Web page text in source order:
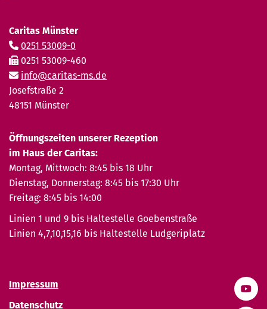
Caritas Münster
0251 53009-0
0251 53009-460
info@caritas-ms.de
Josefstraße 2
48151 Münster
Öffnungszeiten unserer Rezeption
im Haus der Caritas:
Montag, Mittwoch: 8:45 bis 18 Uhr
Dienstag, Donnerstag: 8:45 bis 17:30 Uhr
Freitag: 8:45 bis 14:00
Linien 1 und 9 bis Haltestelle Goebenstraße
Linien 4,7,10,15,16 bis Haltestelle Ludgeriplatz
Impressum
Datenschutz